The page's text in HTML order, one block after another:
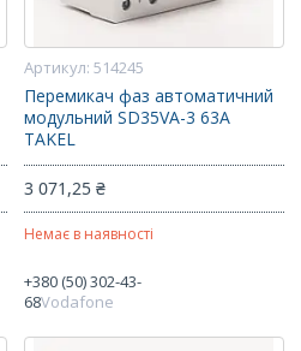
514245
Перемикач фаз автоматичний
модульний SD35VA-3 63A
TAKEL
3 071,25 ₴
Немає в наявності
+380 (50) 302-43-
68Vodafone